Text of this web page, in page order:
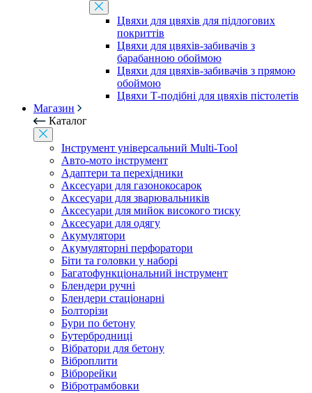
Цвяхи для цвяхів для підлогових
покриттів
Цвяхи для цвяхів-забивачів з
барабанною обоймою
Цвяхи для цвяхів-забивачів з прямою
обоймою
Цвяхи Т-подібні для цвяхів пістолетів
Магазин
Каталог
Інструмент універсальний Multi-Tool
Авто-мото інструмент
Адаптери та перехідники
Аксесуари для газонокосарок
Аксесуари для зварювальників
Аксесуари для мийок високого тиску
Аксесуари для одягу
Акумулятори
Акумуляторні перфоратори
Біти та головки у наборі
Багатофункціональний інструмент
Блендери ручні
Блендери стаціонарні
Болторізи
Бури по бетону
Бутербродниці
Вібратори для бетону
Віброплити
Віброрейки
Вібротрамбовки